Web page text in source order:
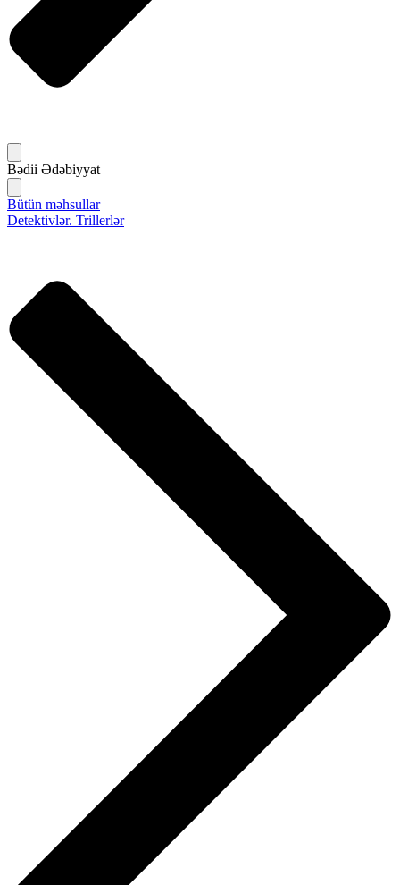
Bədii Ədəbiyyat
Bütün məhsullar
Detektivlər. Trillerlər